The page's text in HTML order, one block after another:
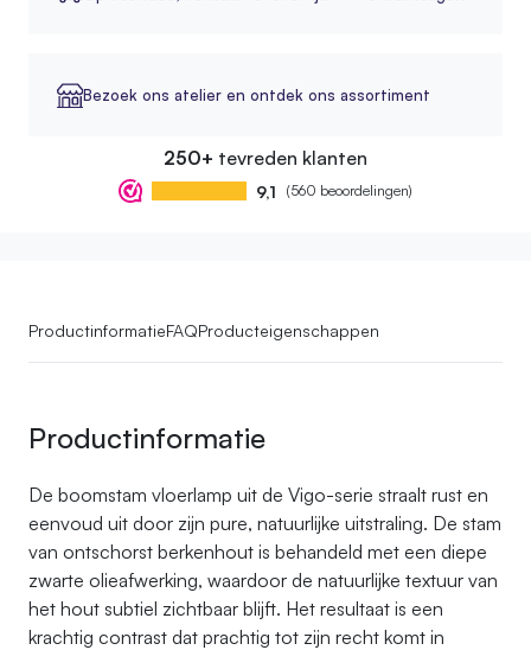
Bezoek ons atelier en ontdek ons assortiment
250+ tevreden klanten
9,1 (560 beoordelingen)
ProductinformatieFAQProducteigenschappen
Productinformatie
De boomstam vloerlamp uit de Vigo-serie straalt rust en
eenvoud uit door zijn pure, natuurlijke uitstraling. De stam
van ontschorst berkenhout is behandeld met een diepe
zwarte olieafwerking, waardoor de natuurlijke textuur van
het hout subtiel zichtbaar blijft. Het resultaat is een
krachtig contrast dat prachtig tot zijn recht komt in